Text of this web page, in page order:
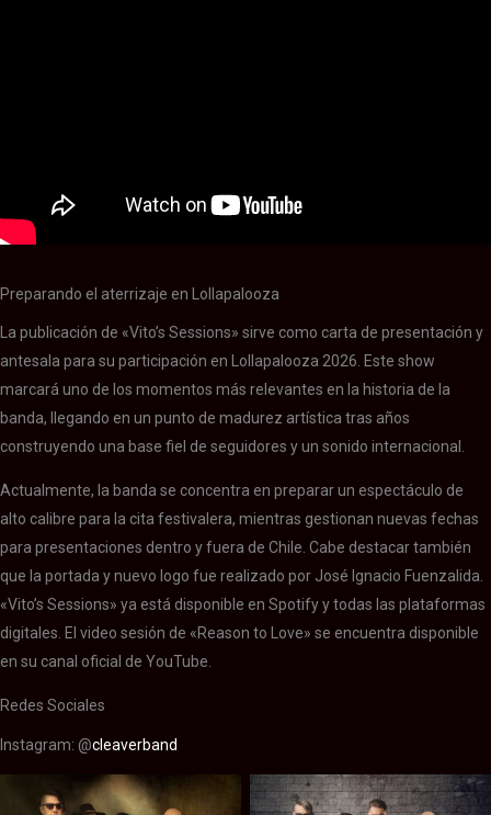
Preparando el aterrizaje en Lollapalooza
La publicación de «Vito’s Sessions» sirve como carta de presentación y
antesala para su participación en Lollapalooza 2026. Este show
marcará uno de los momentos más relevantes en la historia de la
banda, llegando en un punto de madurez artística tras años
construyendo una base fiel de seguidores y un sonido internacional.
Actualmente, la banda se concentra en preparar un espectáculo de
alto calibre para la cita festivalera, mientras gestionan nuevas fechas
para presentaciones dentro y fuera de Chile. Cabe destacar también
que la portada y nuevo logo fue realizado por José Ignacio Fuenzalida.
«Vito’s Sessions» ya está disponible en Spotify y todas las plataformas
digitales. El video sesión de «Reason to Love» se encuentra disponible
en su canal oficial de YouTube.
Redes Sociales
Instagram: @cleaverband